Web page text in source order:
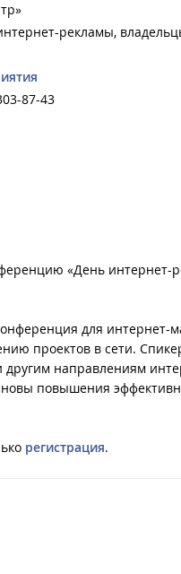
рекламы,
87-43
«День интернет-
для интернет-
проектов в сети.
другим направлениям
повышения
регистрация.